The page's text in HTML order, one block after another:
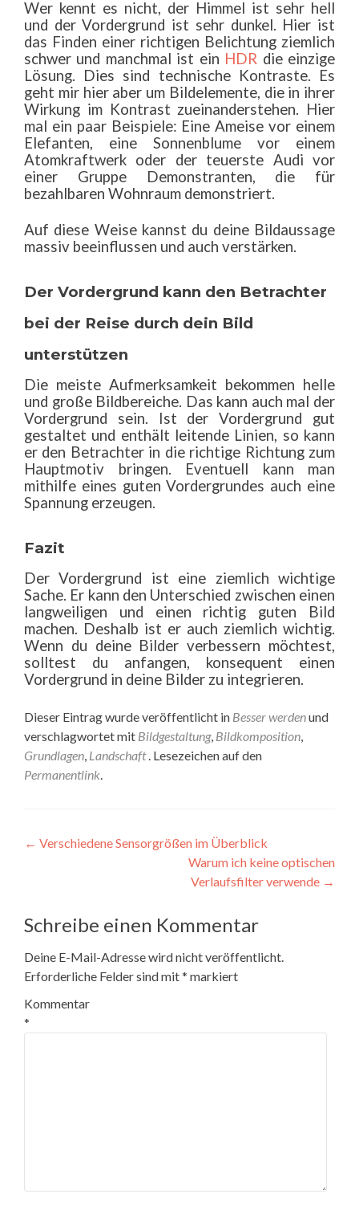
Wer kennt es nicht, der Himmel ist sehr hell
und der Vordergrund ist sehr dunkel. Hier ist
das Finden einer richtigen Belichtung ziemlich
schwer und manchmal ist ein HDR die einzige
Lösung. Dies sind technische Kontraste. Es
geht mir hier aber um Bildelemente, die in ihrer
Wirkung im Kontrast zueinanderstehen. Hier
mal ein paar Beispiele: Eine Ameise vor einem
Elefanten, eine Sonnenblume vor einem
Atomkraftwerk oder der teuerste Audi vor
einer Gruppe Demonstranten, die für
bezahlbaren Wohnraum demonstriert.
Auf diese Weise kannst du deine Bildaussage
massiv beeinflussen und auch verstärken.
Der Vordergrund kann den Betrachter
bei der Reise durch dein Bild
unterstützen
Die meiste Aufmerksamkeit bekommen helle
und große Bildbereiche. Das kann auch mal der
Vordergrund sein. Ist der Vordergrund gut
gestaltet und enthält leitende Linien, so kann
er den Betrachter in die richtige Richtung zum
Hauptmotiv bringen. Eventuell kann man
mithilfe eines guten Vordergrundes auch eine
Spannung erzeugen.
Fazit
Der Vordergrund ist eine ziemlich wichtige
Sache. Er kann den Unterschied zwischen einen
langweiligen und einen richtig guten Bild
machen. Deshalb ist er auch ziemlich wichtig.
Wenn du deine Bilder verbessern möchtest,
solltest du anfangen, konsequent einen
Vordergrund in deine Bilder zu integrieren.
Dieser Eintrag wurde veröffentlicht in Besser werdenund
verschlagwortet mit Bildgestaltung, Bildkomposition
Grundlagen Landschaft. Lesezeichen auf den
Permanentlink
Beitragsnavigation
← Verschiedene Sensorgrößen im Überblick
Warum ich keine optischen
Verlaufsfilter verwende →
Schreibe einen Kommentar
Deine E-Mail-Adresse wird nicht veröffentlicht.
Erforderliche Felder sind mit* markiert
Kommentar
*